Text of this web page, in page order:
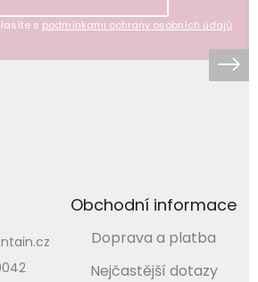
s podmínkami ochrany osobních údajů
Obchodní informace
Doprava a platba
Nejčastější dotazy